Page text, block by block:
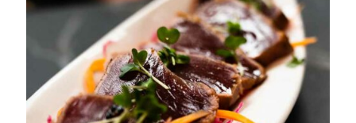
Grâce aux produits de formidables producteurs et aux
saveurs de la région, la carte se renouvelle à l’infini, pour,
chaque fois, toujours mieux créer la surprise dans l’assiette.